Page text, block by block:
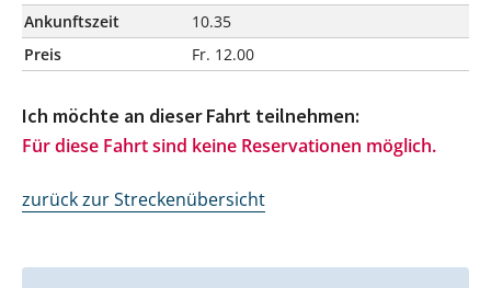
Ankunftszeit
10.35
Preis
Fr. 12.00
Ich möchte an dieser Fahrt teilnehmen:
Für diese Fahrt sind keine Reservationen möglich.
zurück zur Streckenübersicht